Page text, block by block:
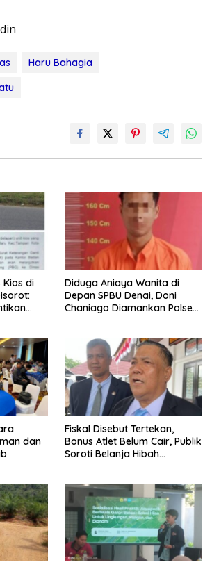
Haru Bahagia
Kios di
Diduga Aniaya Wanita di
Depan SPBU Denai, Doni
Chaniago Diamankan Polsek
dan
Fiskal Disebut Tertekan,
Bonus Atlet Belum Cair, Publik
Soroti Belanja Hibah